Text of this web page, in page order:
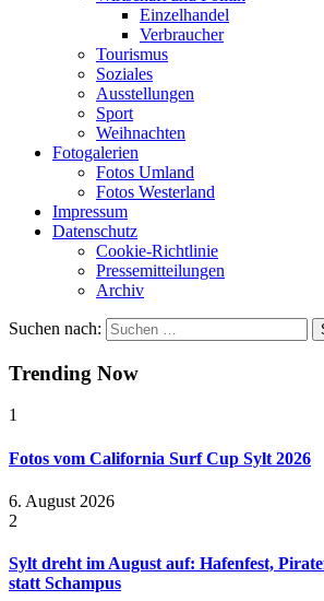
Einzelhandel
Verbraucher
Tourismus
Soziales
Ausstellungen
Sport
Weihnachten
Fotogalerien
Fotos Umland
Fotos Westerland
Impressum
Datenschutz
Cookie-Richtlinie
Pressemitteilungen
Archiv
Suchen nach:
Trending Now
1
Fotos vom California Surf Cup Sylt 2026
6. August 2026
2
Sylt dreht im August auf: Hafenfest,
statt Schampus